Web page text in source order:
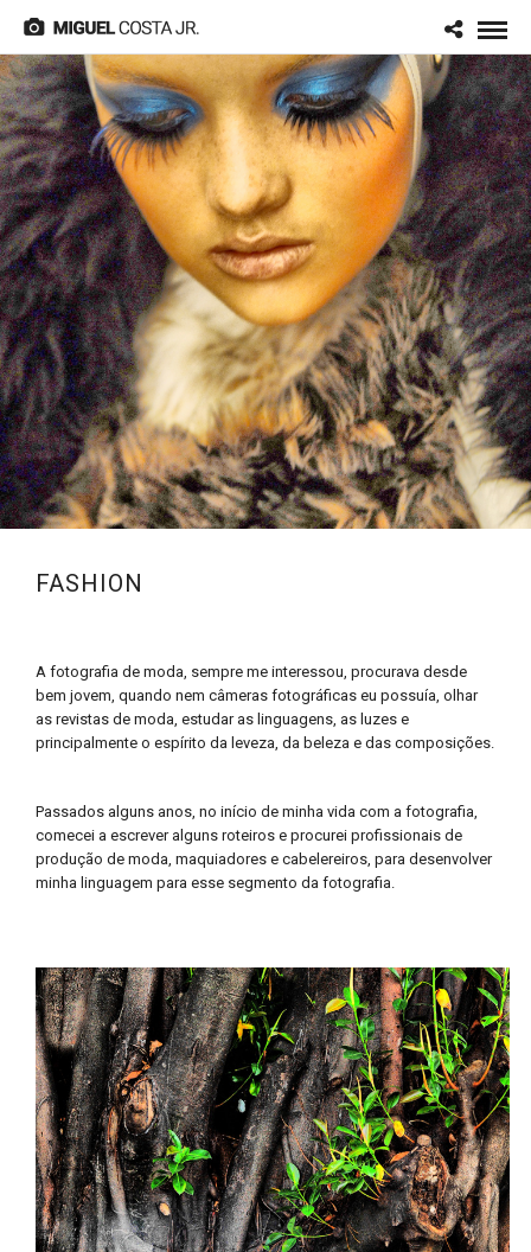
FASHION
A fotografia de moda, sempre me interessou, procurava desde
bem jovem, quando nem câmeras fotográficas eu possuía, olhar
as revistas de moda, estudar as linguagens, as luzes e
principalmente o espírito da leveza, da beleza e das composições.
Passados alguns anos, no início de minha vida com a fotografia,
comecei a escrever alguns roteiros e procurei profissionais de
produção de moda, maquiadores e cabelereiros, para desenvolver
minha linguagem para esse segmento da fotografia.